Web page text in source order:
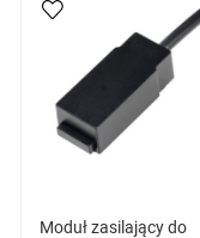
Moduł zasilający do